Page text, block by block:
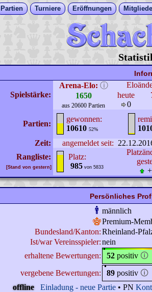
Partien Turniere Eröffnungen
Spielstärke:
Arena-Elo: ⓘ
1650
aus 20600 Partien
heute
0
Partien:
gewonnen:
10610 52%
Zeit:
angemeldet seit:
Rangliste:
[Stand von gestern]
Platz:
985 von 5833
Persönliches
männlich
Premium-
Bundesland/Kanton:Rheinland-
Ist/war Vereinsspieler:nein
erhaltene Bewertungen:
52 positiv 🛈
vergebene Bewertungen:
89 positiv 🛈
offline
Einladung - neue Partie • PN